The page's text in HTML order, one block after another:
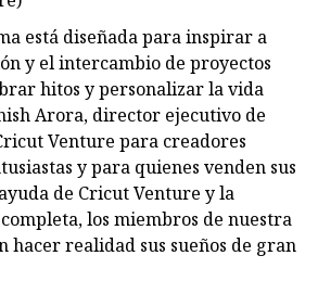
está diseñada para inspirar a
y el intercambio de proyectos
hitos y personalizar la vida
Arora, director ejecutivo de
Venture para creadores
y para quienes venden sus
de Cricut Venture y la
los miembros de nuestra
hacer realidad sus sueños de gran